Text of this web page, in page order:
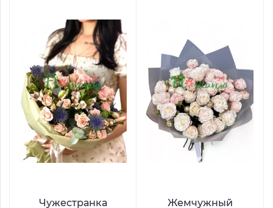
Чужестранка Жемчужный